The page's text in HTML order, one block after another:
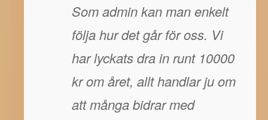
Som admin kan man enkelt
följa hur det går för oss. Vi
har lyckats dra in runt 10000
kr om året, allt handlar ju om
att många bidrar med